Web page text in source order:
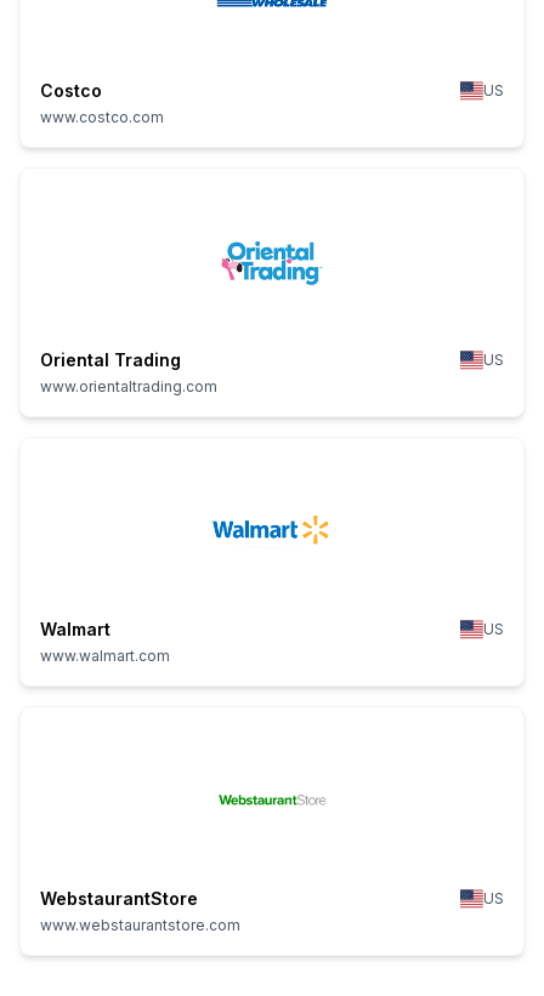
Costco
US
www.costco.com
Oriental Trading
US
www.orientaltrading.com
Walmart
US
www.walmart.com
WebstaurantStore
US
www.webstaurantstore.com